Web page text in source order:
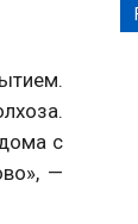
с
—